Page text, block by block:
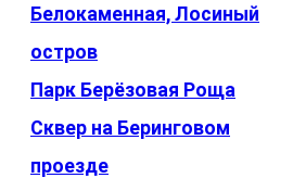
Белокаменная, Лосиный
остров
Парк Берёзовая Роща
Сквер на Беринговом
проезде